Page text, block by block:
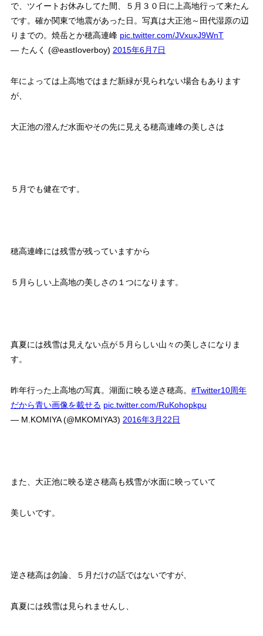
で、ツイートお休みしてた間、５月３０日に上高地行って来たん
です。確か関東で地震があった日。写真は大正池～田代湿原の辺
りまでの。焼岳とか穂高連峰 pic.twitter.com/JVxuxJ9WnT
— たんく (@eastIoverboy) 2015年6月7日
年によっては上高地ではまだ新緑が見られない場合もあります
が、
大正池の澄んだ水面やその先に見える穂高連峰の美しさは
５月でも健在です。
穂高連峰には残雪が残っていますから
５月らしい上高地の美しさの１つになります。
真夏には残雪は見えない点が５月らしい山々の美しさになりま
す。
昨年行った上高地の写真。湖面に映る逆さ穂高。 #Twitter10周年
だから青い画像を載せる pic.twitter.com/RuKohopkpu
— M.KOMIYA (@MKOMIYA3) 2016年3月22日
また、大正池に映る逆さ穂高も残雪が水面に映っていて
美しいです。
逆さ穂高は勿論、５月だけの話ではないですが、
真夏には残雪は見られませんし、